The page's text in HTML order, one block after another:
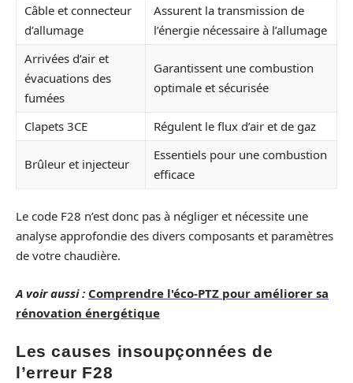
Câble et connecteur
d’allumage
Assurent la transmission de
l’énergie nécessaire à l’allumage
Arrivées d’air et
évacuations des
fumées
Garantissent une combustion
optimale et sécurisée
Clapets 3CE Régulent le flux d’air et de gaz
Brûleur et injecteur
Essentiels pour une combustion
efficace
Le code F28 n’est donc pas à négliger et nécessite une
analyse approfondie des divers composants et paramètres
de votre chaudière.
A voir aussi : Comprendre l'éco-PTZ pour améliorer sa
rénovation énergétique
Les causes insoupçonnées de
l’erreur F28